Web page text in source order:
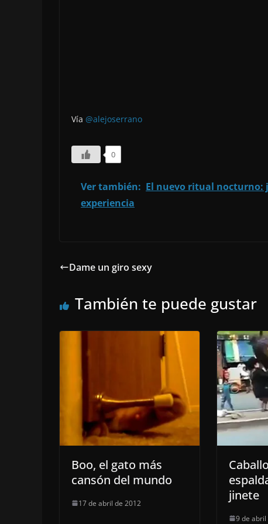
Vía @alejoserrano
0
Ver también: El nuevo ritual
experiencia
Dame un giro sexy
También te puede gustar
Boo, el gato más
cansón del mundo
17 de abril de 2012
jinete
9 de abril